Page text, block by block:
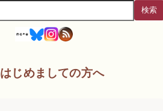
検索
はじめましての方へ